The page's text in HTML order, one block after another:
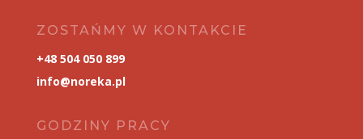
ZOSTAŃMY W KONTAKCIE
+48 504 050 899
info@noreka.pl
GODZINY PRACY